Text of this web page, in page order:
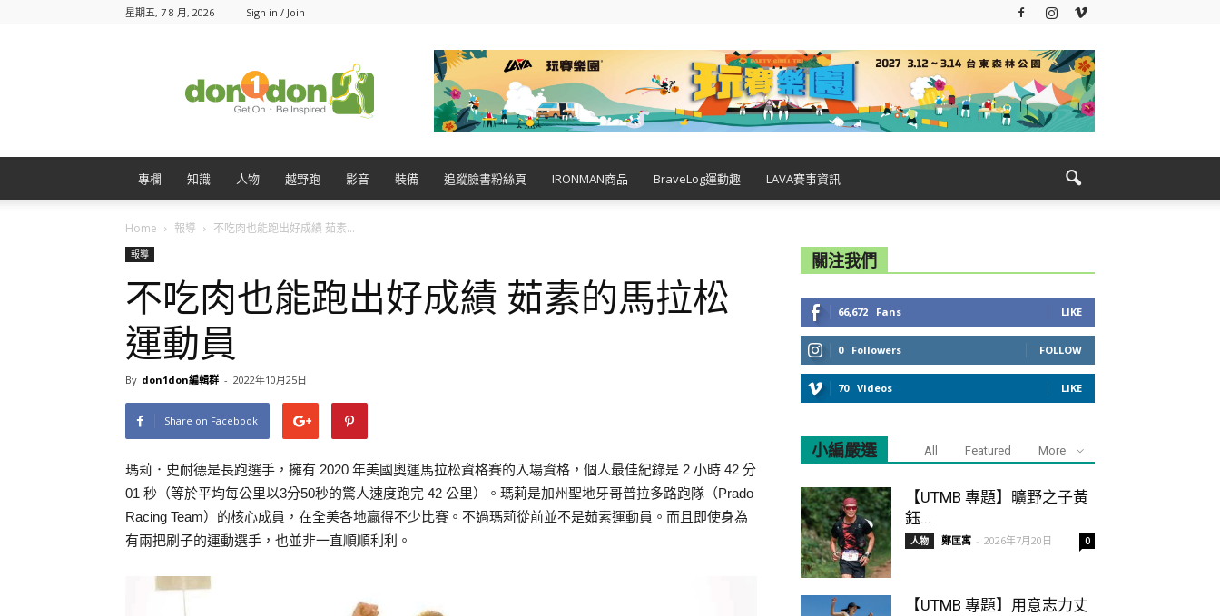
星期五, 7 8 月, 2026 Sign in / Join
專欄 知識 人物 越野跑 影音 裝備 追蹤臉書粉絲頁 IRONMAN商品 BraveLog運動趣 LAVA賽事資訊
Home 報導 不吃肉也能跑出好成績 茹素...
報導
不吃肉也能跑出好成績 茹素的馬拉松
運動員
By don1don編輯群 - 2022年10月25日
Share on Facebook
瑪莉．史耐德是長跑選手，擁有 2020 年美國奧運馬拉松資格賽的入場資格，個人最佳紀錄是 2 小時 42 分
01 秒（等於平均每公里以3分50秒的驚人速度跑完 42 公里）。瑪莉是加州聖地牙哥普拉多路跑隊（Prado
Racing Team）的核心成員，在全美各地贏得不少比賽。不過瑪莉從前並不是茹素運動員。而且即使身為
有兩把刷子的運動選手，也並非一直順順利利。
關注我們
66,672 Fans LIKE
0 Followers FOLLOW
70 Videos LIKE
小編嚴選 All Featured More
【UTMB 專題】曠野之子黃
鈺...
人物 鄭匡寓 - 2026年7月20日 0
【UTMB 專題】用意志力丈